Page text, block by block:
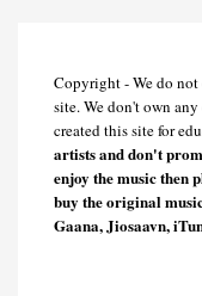
Copyright - We do
site. We don't own
created this site for
artists and don't
enjoy the music then
buy the original
Gaana, Jiosaavn,